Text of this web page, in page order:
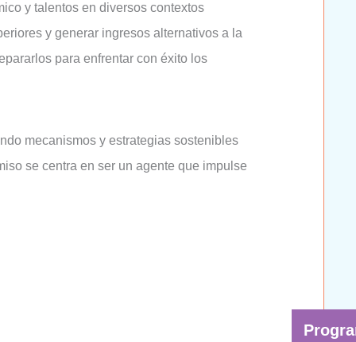
y talentos en diversos contextos
y generar ingresos alternativos a la
para enfrentar con éxito los
mecanismos y estrategias sostenibles
se centra en ser un agente que impulse